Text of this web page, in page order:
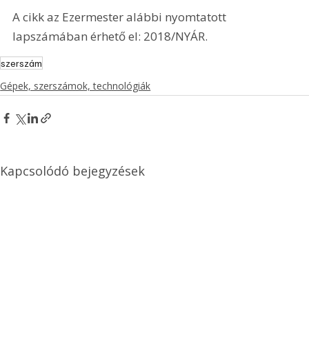
A cikk az Ezermester alábbi nyomtatott
lapszámában érhető el: 2018/NYÁR.
szerszám
Gépek, szerszámok, technológiák
Kapcsolódó bejegyzések